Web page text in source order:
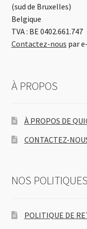
(sud de Bruxelles)
Belgique
TVA : BE 0402.661.747
Contactez-nous par
À PROPOS
À PROPOS DE
CONTACTEZ-
NOS POLITIQUES
POLITIQUE DE